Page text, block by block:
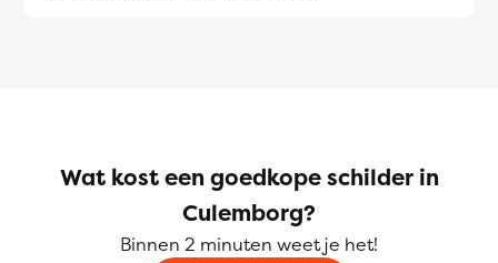
Wat kost een goedkope schilder in
Culemborg?
Binnen 2 minuten weet je het!